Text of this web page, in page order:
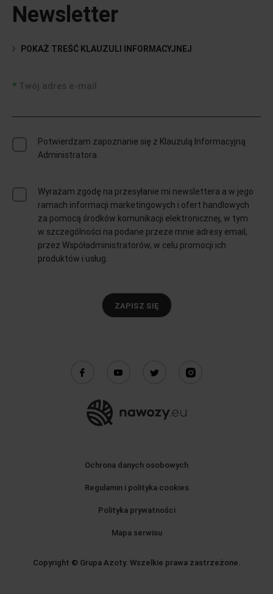
Newsletter
POKAŻ TREŚĆ KLAUZULI INFORMACYJNEJ
Twój adres e-mail
Potwierdzam zapoznanie się z Klauzulą Informacyjną
Administratora.
Wyrażam zgodę na przesyłanie mi newslettera a w jego
ramach informacji marketingowych i ofert handlowych
za pomocą środków komunikacji elektronicznej, w tym
w szczególności na podane przeze mnie adresy email,
przez Współadministratorów, w celu promocji ich
produktów i usług.
ZAPISZ SIĘ
Ochrona danych osobowych
Regulamin i polityka cookies
Polityka prywatności
Mapa serwisu
Copyright © Grupa Azoty. Wszelkie prawa zastrzeżone.